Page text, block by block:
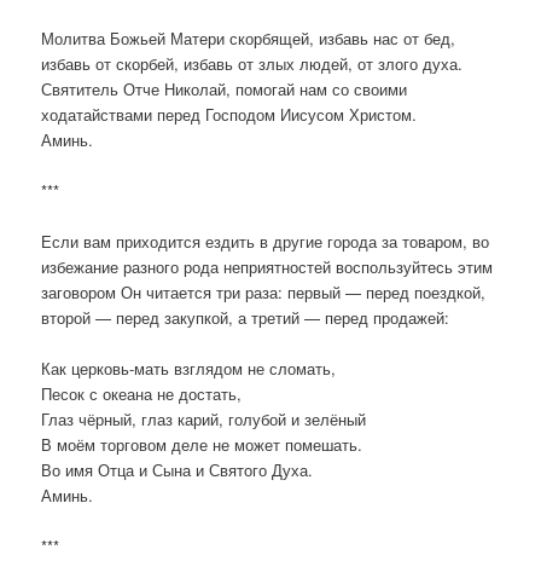
Молитва Божьей Матери скорбящей, избавь нас от бед,
избавь от скорбей, избавь от злых людей, от злого духа.
Святитель Отче Николай, помогай нам со своими
ходатайствами перед Господом Иисусом Христом.
Аминь.
***
Если вам приходится ездить в другие города за товаром, во
избежание разного рода неприятностей воспользуйтесь этим
заговором Он читается три раза: первый — перед поездкой,
второй — перед закупкой, а третий — перед продажей:
Как церковь-мать взглядом не сломать,
Песок с океана не достать,
Глаз чёрный, глаз карий, голубой и зелёный
В моём торговом деле не может помешать.
Во имя Отца и Сына и Святого Духа.
Аминь.
***